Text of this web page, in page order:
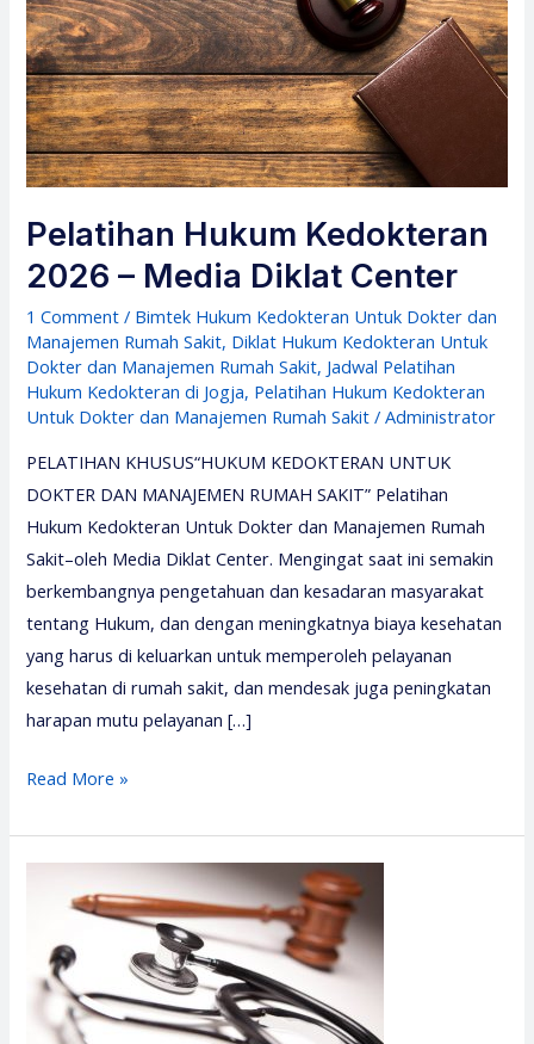
Pelatihan Hukum Kedokteran
2026 – Media Diklat Center
1 Comment / Bimtek Hukum Kedokteran Untuk Dokter dan
Manajemen Rumah Sakit, Diklat Hukum Kedokteran Untuk
Dokter dan Manajemen Rumah Sakit, Jadwal Pelatihan
Hukum Kedokteran di Jogja, Pelatihan Hukum Kedokteran
Untuk Dokter dan Manajemen Rumah Sakit /Administrator
PELATIHAN KHUSUS“HUKUM KEDOKTERAN UNTUK
DOKTER DAN MANAJEMEN RUMAH SAKIT” Pelatihan
Hukum Kedokteran Untuk Dokter dan Manajemen Rumah
Sakit–oleh Media Diklat Center. Mengingat saat ini semakin
berkembangnya pengetahuan dan kesadaran masyarakat
tentang Hukum, dan dengan meningkatnya biaya kesehatan
yang harus di keluarkan untuk memperoleh pelayanan
kesehatan di rumah sakit, dan mendesak juga peningkatan
harapan mutu pelayanan […]
Pelatihan
Kedokteran
Media
Diklat
Center
Read More »